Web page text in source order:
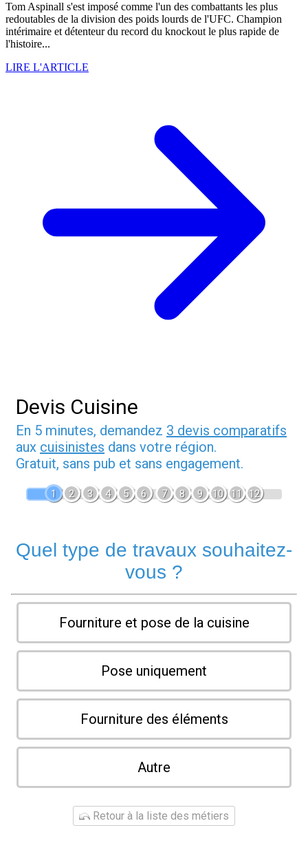
Tom Aspinall s'est imposé comme l'un des combattants les plus
redoutables de la division des poids lourds de l'UFC. Champion
intérimaire et détenteur du record du knockout le plus rapide de
l'histoire...
LIRE L'ARTICLE
Devis Cuisine
En 5 minutes, demandez 3 devis comparatifs
aux cuisinistes dans votre région.
Gratuit, sans pub et sans engagement.
1 2 3 4 5 6 7 8 9 10 11 12
Quel type de travaux souhaitez-
vous ?
Fourniture et pose de la cuisine
Pose uniquement
Fourniture des éléments
Autre
Retour à la liste des métiers